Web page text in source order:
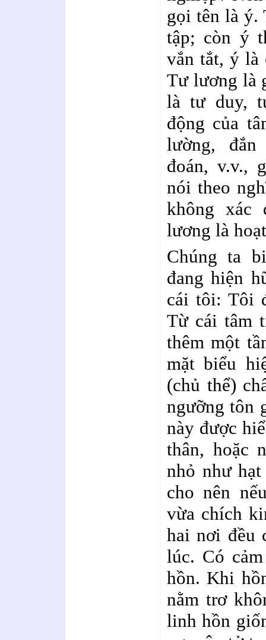
gọi tên là ý.
tập; còn ý
vắn tắt, ý là
Tư lương là
là tư duy,
động của
lường,
đoán, v.v.,
nói theo
không xác
lương là
Chúng ta
đang hiện
cái tôi: Tôi
Từ cái tâm
thêm một
mặt biểu
(chủ thể)
ngưỡng tôn
này được
thân, hoặc
nhỏ như
cho nên
vừa chích
hai nơi đều
lúc. Có
hồn. Khi
nằm trơ
linh hồn